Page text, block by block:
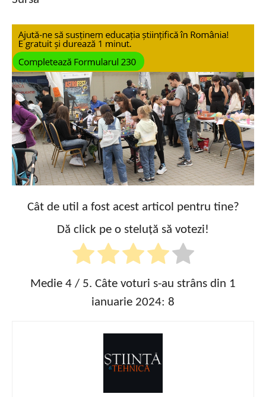
Cât de util a fost acest articol pentru tine?
Dă click pe o steluță să votezi!
Medie 4 / 5. Câte voturi s-au strâns din 1
ianuarie 2024: 8